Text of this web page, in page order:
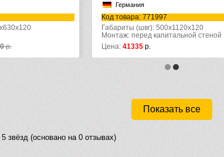
Германия
Код товара: 771997
Габариты (швг): 500x1120x120
Монтаж: перед капитальной стеной
Цена:41335р.
Показать все
звёзд (основано на 0 отзывах)